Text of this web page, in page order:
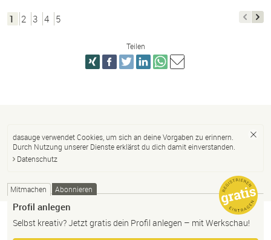
1 2 3 4 5
Teilen
dasauge verwendet Cookies, um sich an deine Vorgaben zu erinnern.
Durch Nutzung unserer Dienste erklärst du dich damit einverstanden.
Datenschutz
Mitmachen Abonnieren
Profil anlegen
Selbst kreativ? Jetzt gratis dein Profil anlegen – mit Werkschau!